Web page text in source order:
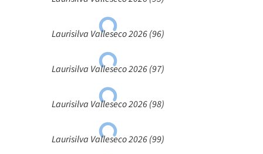
Laurisilva Valleseco 2026 (96)
Laurisilva Valleseco 2026 (97)
Laurisilva Valleseco 2026 (98)
Laurisilva Valleseco 2026 (99)